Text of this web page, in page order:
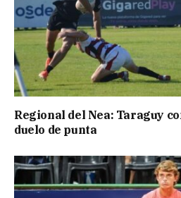
Regional del Nea: Taraguy
duelo de punta